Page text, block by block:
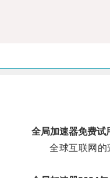
全局加速器免费试
全球互联网的蓬